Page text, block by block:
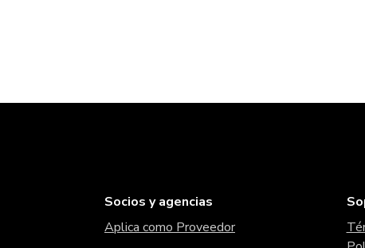
Socios y agencias
Aplica como Proveedor